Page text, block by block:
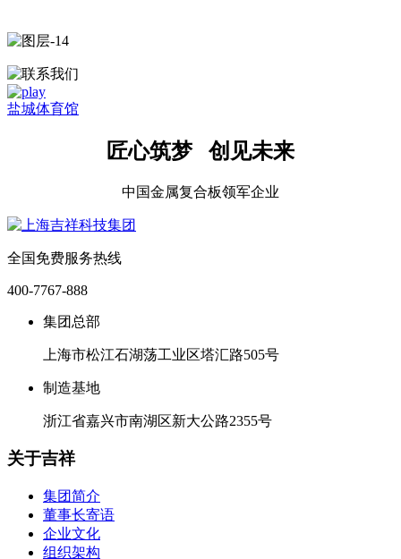
盐城体育馆
匠心筑梦 创见未来
中国金属复合板领军企业
全国免费服务热线
400-7767-888
集团总部
上海市松江石湖荡工业区塔汇路505号
制造基地
浙江省嘉兴市南湖区新大公路2355号
关于吉祥
集团简介
董事长寄语
企业文化
组织架构